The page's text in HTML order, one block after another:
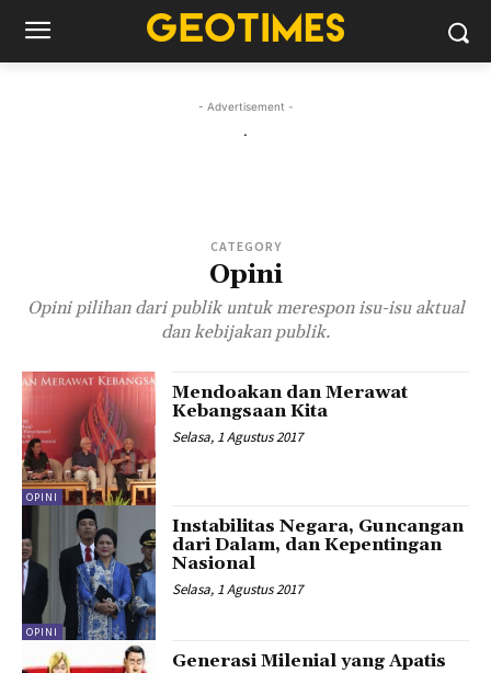
- Advertisement -
.
CATEGORY
Opini
Opini pilihan dari publik untuk merespon isu-isu aktual
dan kebijakan publik.
OPINI
Mendoakan dan Merawat
Kebangsaan Kita
Selasa, 1 Agustus 2017
OPINI
Instabilitas Negara, Guncangan
dari Dalam, dan Kepentingan
Nasional
Selasa, 1 Agustus 2017
Generasi Milenial yang Apatis